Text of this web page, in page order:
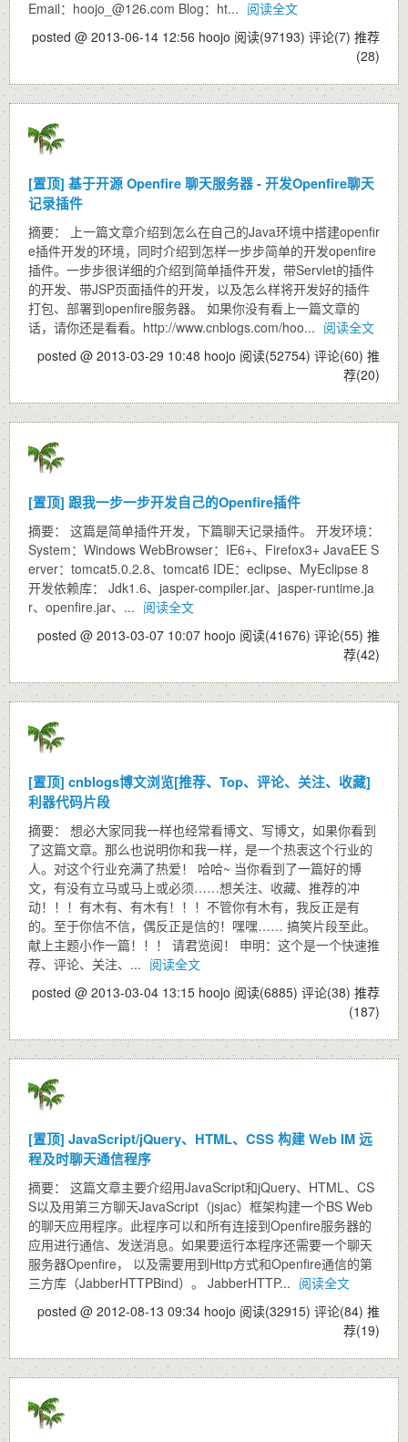
Email：hoojo_@126.com Blog：ht... 阅读全文
posted @ 2013-06-14 12:56 hoojo 阅读(97193) 评论(7) 推荐
(28)
[置顶] 基于开源 Openfire 聊天服务器 - 开发Openfire聊天
记录插件
摘要： 上一篇文章介绍到怎么在自己的Java环境中搭建openfir
e插件开发的环境，同时介绍到怎样一步步简单的开发openfire
插件。一步步很详细的介绍到简单插件开发，带Servlet的插件
的开发、带JSP页面插件的开发，以及怎么样将开发好的插件
打包、部署到openfire服务器。 如果你没有看上一篇文章的
话，请你还是看看。http://www.cnblogs.com/hoo... 阅读全文
posted @ 2013-03-29 10:48 hoojo 阅读(52754) 评论(60) 推
荐(20)
[置顶] 跟我一步一步开发自己的Openfire插件
摘要： 这篇是简单插件开发，下篇聊天记录插件。 开发环境：
System：Windows WebBrowser：IE6+、Firefox3+ JavaEE S
erver：tomcat5.0.2.8、tomcat6 IDE：eclipse、MyEclipse 8
开发依赖库： Jdk1.6、jasper-compiler.jar、jasper-runtime.ja
r、openfire.jar、... 阅读全文
posted @ 2013-03-07 10:07 hoojo 阅读(41676) 评论(55) 推
荐(42)
[置顶] cnblogs博文浏览[推荐、Top、评论、关注、收藏]
利器代码片段
摘要： 想必大家同我一样也经常看博文、写博文，如果你看到
了这篇文章。那么也说明你和我一样，是一个热衷这个行业的
人。对这个行业充满了热爱！ 哈哈~ 当你看到了一篇好的博
文，有没有立马或马上或必须……想关注、收藏、推荐的冲
动！！！有木有、有木有！！！不管你有木有，我反正是有
的。至于你信不信，偶反正是信的！嘿嘿…… 搞笑片段至此。
献上主题小作一篇！！！ 请君览阅！ 申明：这个是一个快速推
荐、评论、关注、... 阅读全文
posted @ 2013-03-04 13:15 hoojo 阅读(6885) 评论(38) 推荐
(187)
[置顶] JavaScript/jQuery、HTML、CSS 构建 Web IM 远
程及时聊天通信程序
摘要： 这篇文章主要介绍用JavaScript和jQuery、HTML、CS
S以及用第三方聊天JavaScript（jsjac）框架构建一个BS Web
的聊天应用程序。此程序可以和所有连接到Openfire服务器的
应用进行通信、发送消息。如果要运行本程序还需要一个聊天
服务器Openfire， 以及需要用到Http方式和Openfire通信的第
三方库（JabberHTTPBind）。 JabberHTTP... 阅读全文
posted @ 2012-08-13 09:34 hoojo 阅读(32915) 评论(84) 推
荐(19)